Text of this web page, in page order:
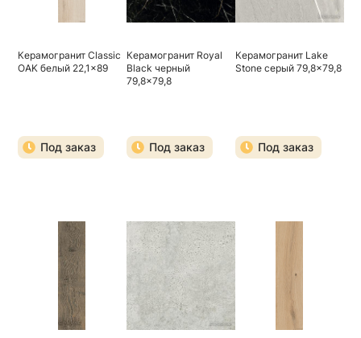
Керамогранит Classic
OAK белый 22,1x89
Под заказ
Керамогранит Royal
Black черный
79,8x79,8
Под заказ
Керамогранит Lake
Stone серый 79,8x79,8
Под заказ